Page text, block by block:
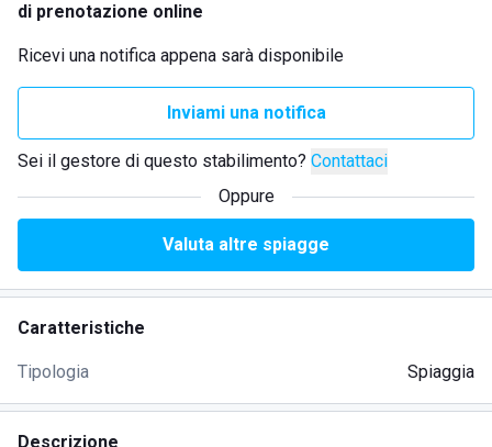
di prenotazione online
Ricevi una notifica appena sarà disponibile
Inviami una notifica
Sei il gestore di questo stabilimento? Contattaci
Oppure
Valuta altre spiagge
Caratteristiche
Tipologia Spiaggia
Descrizione